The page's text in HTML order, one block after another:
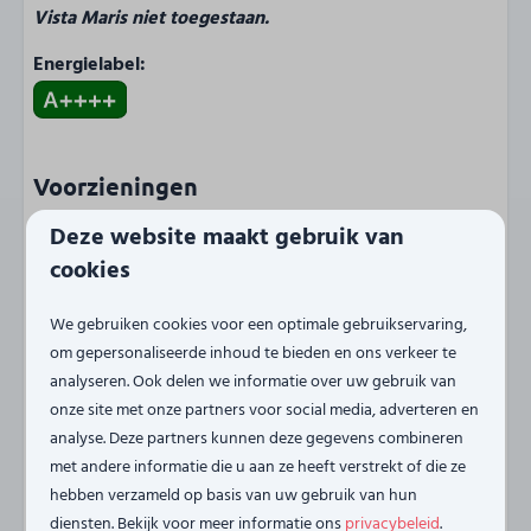
Vista Maris niet toegestaan.
Energielabel:
Voorzieningen
Regio
Tholen (NL)
Plaats
Sint-Annaland
Dichtbij
Aan het strand
Aan het water
Toon meer ↓
Deze website maakt gebruik van
cookies
We gebruiken cookies voor een optimale gebruikservaring,
om gepersonaliseerde inhoud te bieden en ons verkeer te
analyseren. Ook delen we informatie over uw gebruik van
onze site met onze partners voor social media, adverteren en
analyse. Deze partners kunnen deze gegevens combineren
met andere informatie die u aan ze heeft verstrekt of die ze
hebben verzameld op basis van uw gebruik van hun
diensten. Bekijk voor meer informatie onsprivacybeleid.